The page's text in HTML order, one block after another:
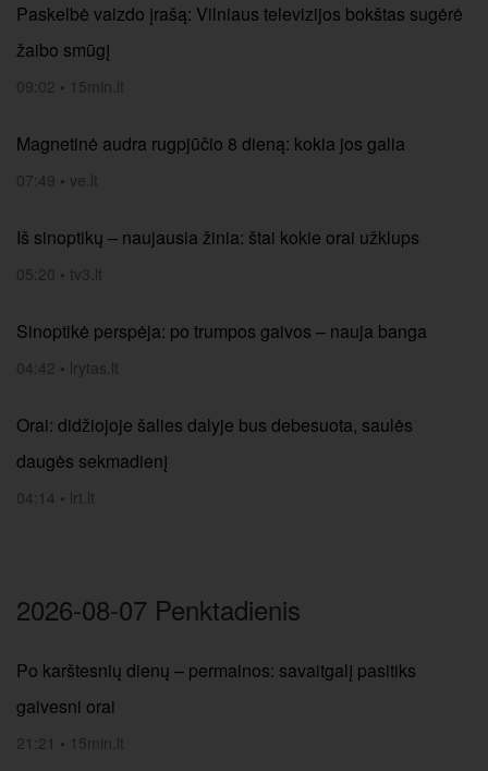
Paskelbė vaizdo įrašą: Vilniaus televizijos bokštas sugėrė
žaibo smūgį
09:02 • 15min.lt
Magnetinė audra rugpjūčio 8 dieną: kokia jos galia
07:49 • ve.lt
Iš sinoptikų – naujausia žinia: štai kokie orai užklups
05:20 • tv3.lt
Sinoptikė perspėja: po trumpos gaivos – nauja banga
04:42 • lrytas.lt
Orai: didžiojoje šalies dalyje bus debesuota, saulės
daugės sekmadienį
04:14 • lrt.lt
2026-08-07 Penktadienis
Po karštesnių dienų – permainos: savaitgalį pasitiks
gaivesni orai
21:21 • 15min.lt